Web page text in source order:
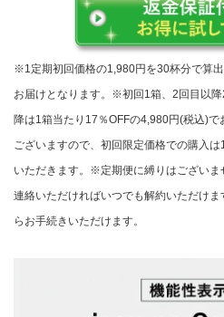
※1定期初回価格の1,980円を30杯分で算
お届けとなります。※初回1箱、2回目以
降は1箱当たり17％OFFの4,980円(税込)
ございますので、初回限定価格での購入
いただきます。※定期便に縛りはござい
連絡いただければいつでも解約いただけ
らお手続きいただけます。